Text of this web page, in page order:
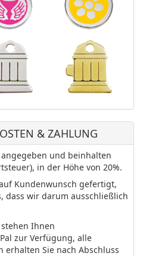
& ZAHLUNG
angegeben und beinhalten
in der Höhe von 20%.
Kundenwunsch gefertigt,
dass wir darum ausschließlich
Ihnen
zur Verfügung, alle
Sie nach Abschluss